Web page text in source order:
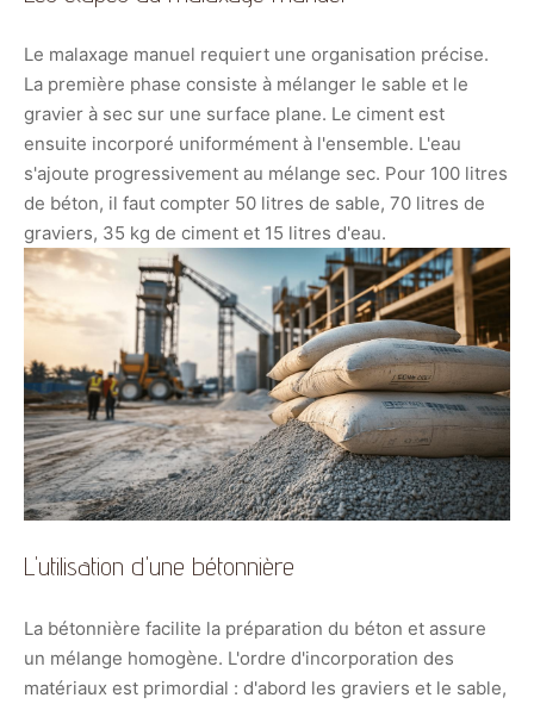
Le malaxage manuel requiert une organisation précise.
La première phase consiste à mélanger le sable et le
gravier à sec sur une surface plane. Le ciment est
ensuite incorporé uniformément à l'ensemble. L'eau
s'ajoute progressivement au mélange sec. Pour 100 litres
de béton, il faut compter 50 litres de sable, 70 litres de
graviers, 35 kg de ciment et 15 litres d'eau.
L'utilisation d'une bétonnière
La bétonnière facilite la préparation du béton et assure
un mélange homogène. L'ordre d'incorporation des
matériaux est primordial : d'abord les graviers et le sable,